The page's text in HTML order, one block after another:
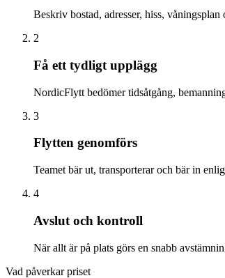
Beskriv bostad, adresser, hiss,
2
Få ett tydligt upplägg
NordicFlytt bedömer tidsåtgång,
3
Flytten genomförs
Teamet bär ut, transporterar och bär in
4
Avslut och kontroll
När allt är på plats görs en snabb
Vad påverkar priset